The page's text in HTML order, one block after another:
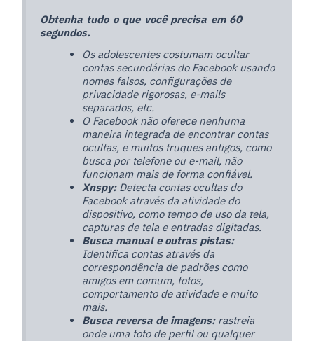
Obtenha tudo o que você precisa em 60
segundos.
Os adolescentes costumam ocultar
contas secundárias do Facebook usando
nomes falsos, configurações de
privacidade rigorosas, e-mails
separados, etc.
O Facebook não oferece nenhuma
maneira integrada de encontrar contas
ocultas, e muitos truques antigos, como
busca por telefone ou e-mail, não
funcionam mais de forma confiável.
Xnspy:Detecta contas ocultas do
Facebook através da atividade do
dispositivo, como tempo de uso da tela,
capturas de tela e entradas digitadas.
Busca manual e outras pistas:
Identifica contas através da
correspondência de padrões como
amigos em comum, fotos,
comportamento de atividade e muito
mais.
Busca reversa de imagens:rastreia
onde uma foto de perfil ou qualquer